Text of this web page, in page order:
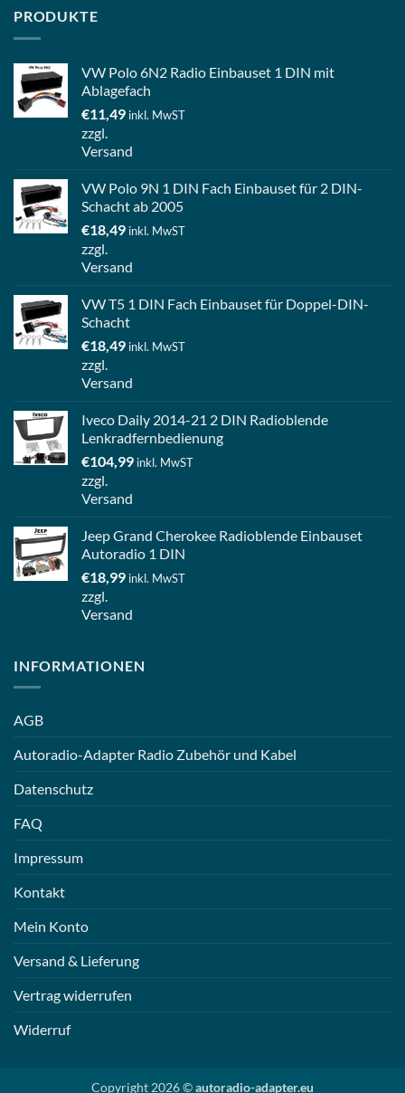
PRODUKTE
VW Polo 6N2 Radio Einbauset 1 DIN mit
Ablagefach
€11,49 inkl. MwST
zzgl.
Versand
VW Polo 9N 1 DIN Fach Einbauset für 2 DIN-
Schacht ab 2005
€18,49 inkl. MwST
zzgl.
Versand
VW T5 1 DIN Fach Einbauset für Doppel-DIN-
Schacht
€18,49 inkl. MwST
zzgl.
Versand
Iveco Daily 2014-21 2 DIN Radioblende
Lenkradfernbedienung
€104,99 inkl. MwST
zzgl.
Versand
Jeep Grand Cherokee Radioblende Einbauset
Autoradio 1 DIN
€18,99 inkl. MwST
zzgl.
Versand
INFORMATIONEN
AGB
Autoradio-Adapter Radio Zubehör und Kabel
Datenschutz
FAQ
Impressum
Kontakt
Mein Konto
Versand & Lieferung
Vertrag widerrufen
Widerruf
Copyright 2026 ©autoradio-adapter.eu